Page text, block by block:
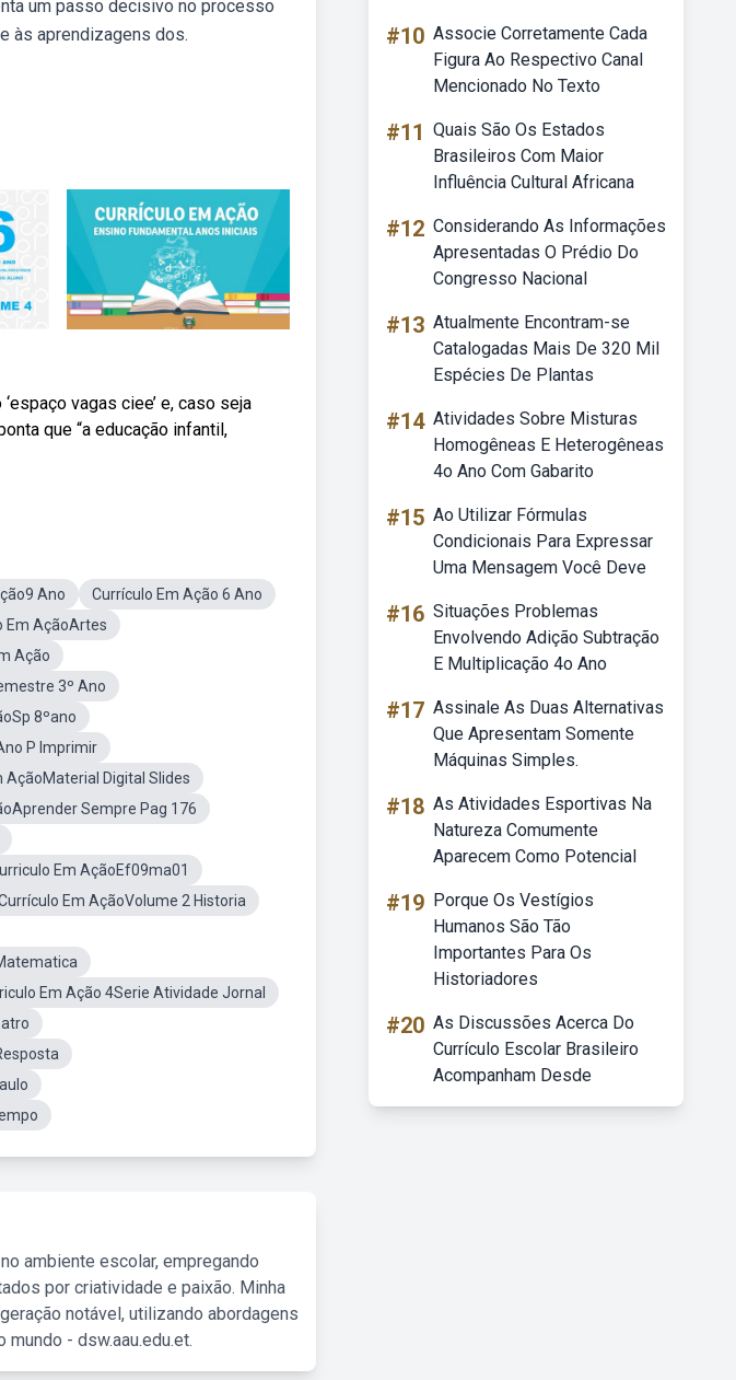
um passo decisivo no processo
às aprendizagens dos.
vagas ciee’ e, caso seja
que “a educação infantil,
Ano
Currículo Em Ação 6 Ano
Em AçãoArtes
Ação
3º Ano
8ºano
P Imprimir
AçãoMaterial Digital Slides
Sempre Pag 176
Em AçãoEf09ma01
Em AçãoVolume 2 Historia
Em Ação 4Serie Atividade Jornal
ambiente escolar, empregando
por criatividade e paixão. Minha
notável, utilizando abordagens
- dsw.aau.edu.et.
#10 Associe Corretamente Cada
Figura Ao Respectivo Canal
Mencionado No Texto
#11 Quais São Os Estados
Brasileiros Com Maior
Influência Cultural Africana
#12 Considerando As Informações
Apresentadas O Prédio Do
Congresso Nacional
#13 Atualmente Encontram-se
Catalogadas Mais De 320 Mil
Espécies De Plantas
#14 Atividades Sobre Misturas
Homogêneas E Heterogêneas
4o Ano Com Gabarito
#15 Ao Utilizar Fórmulas
Condicionais Para Expressar
Uma Mensagem Você Deve
#16 Situações Problemas
Envolvendo Adição Subtração
E Multiplicação 4o Ano
#17 Assinale As Duas Alternativas
Que Apresentam Somente
Máquinas Simples.
#18 As Atividades Esportivas Na
Natureza Comumente
Aparecem Como Potencial
#19 Porque Os Vestígios
Humanos São Tão
Importantes Para Os
Historiadores
#20 As Discussões Acerca Do
Currículo Escolar Brasileiro
Acompanham Desde